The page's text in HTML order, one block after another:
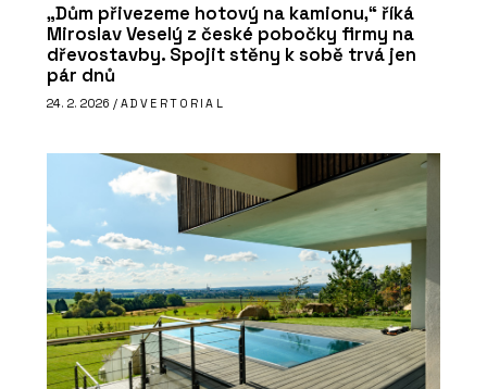
„Dům přivezeme hotový na kamionu,“ říká
Miroslav Veselý z české pobočky firmy na
dřevostavby. Spojit stěny k sobě trvá jen
pár dnů
24. 2. 2026 / ADVERTORIAL